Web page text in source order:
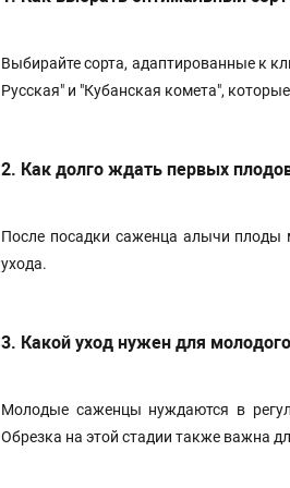
Выбирайте сорта, адаптированные к
Русская" и "Кубанская комета",
2. Как долго ждать первых
После посадки саженца алычи плоды
ухода.
3. Какой уход нужен для
Молодые саженцы нуждаются в
Обрезка на этой стадии также важна